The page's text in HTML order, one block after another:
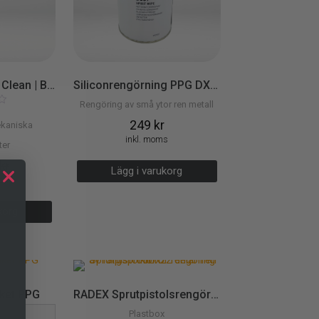
Lacktorget Brake Clean | Bromsrengöring 500 ml Siliconrengörning PPG DX 330 1 lit
Rengöring av små ytor ren metall
249 kr
inkl. moms
Lägg i varukorg
PPG RADEX Sprutpistolsrengöringskit (22 delar)
Plastbox